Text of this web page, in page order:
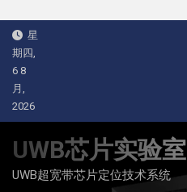
Skip
content
星
期四,
6 8
月,
2026
UWB芯片实验室
UWB超宽带芯片定位技术系统